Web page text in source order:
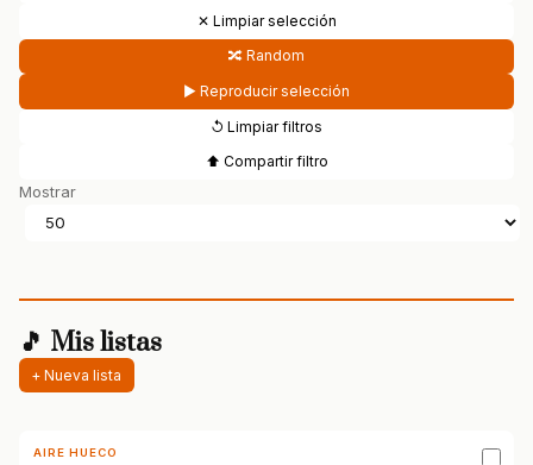
✕ Limpiar selección
🔀 Random
▶ Reproducir selección
↺ Limpiar filtros
⬆ Compartir filtro
Mostrar
🎵 Mis listas
+ Nueva lista
AIRE HUECO